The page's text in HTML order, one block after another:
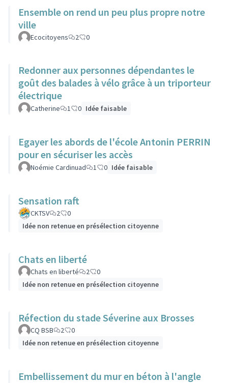
Ensemble on rend un peu plus propre notre
ville
Ecocitoyens 2 0
Redonner aux personnes dépendantes le
goût des balades à vélo grâce à un triporteur
électrique
Catherine 1 0 Idée faisable
Egayer les abords de l'école Antonin PERRIN
pour en sécuriser les accès
Noémie Cardinuad 1 0 Idée faisable
Sensation raft
CKTSV 2
0
Idée non retenue en présélection citoyenne
Chats en liberté
Chats en liberté 2
0
Idée non retenue en présélection citoyenne
Réfection du stade Séverine aux Brosses
CQ BSB 2
0
Idée non retenue en présélection citoyenne
Embellissement du mur en béton à l'angle